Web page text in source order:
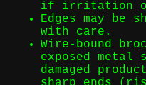
if irritation
Edges may be
with care.
Wire-bound
exposed metal
damaged